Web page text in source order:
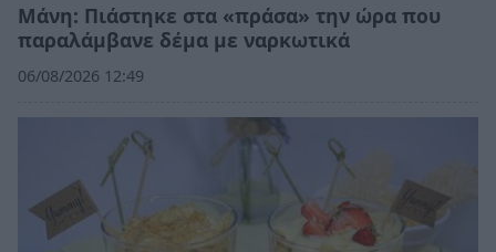
Μάνη: Πιάστηκε στα «πράσα» την ώρα που
παραλάμβανε δέμα με ναρκωτικά
06/08/2026 12:49